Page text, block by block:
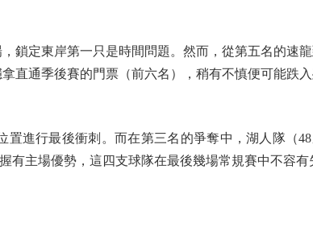
定東岸第一只是時間問題。然而，從第五名的速
直通季後賽的門票（前六名），稍有不慎便可能跌
進行最後衝刺。而在第三名的爭奪中，湖人隊（48
主場優勢，這四支球隊在最後幾場常規賽中不容有